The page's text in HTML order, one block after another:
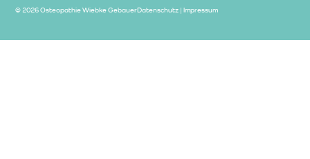
© 2026 Osteopathie Wiebke GebauerDatenschutz |Impressum